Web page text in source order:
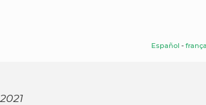
Español -